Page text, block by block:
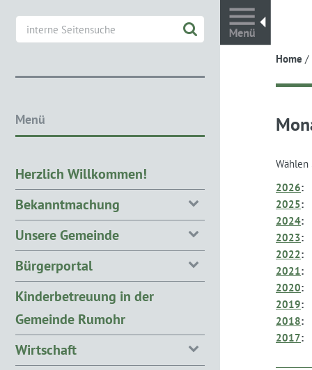
Home /
Wählen
2026:
2025:
2024:
2023:
2022:
2021:
2020:
2019:
2018:
2017:
Menü
Herzlich Willkommen!
Bekanntmachung
Unsere Gemeinde
Bürgerportal
Kinderbetreuung in der
Gemeinde Rumohr
Wirtschaft